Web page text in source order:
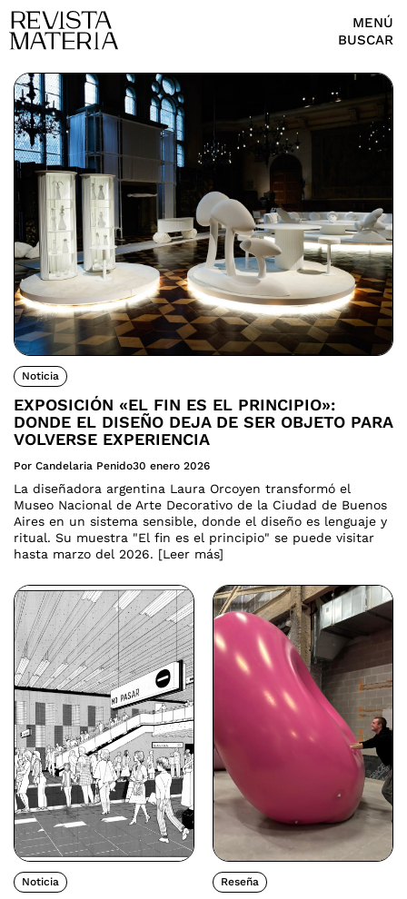
MENÚ
BUSCAR
Noticia
EXPOSICIÓN «EL FIN ES EL PRINCIPIO»:
DONDE EL DISEÑO DEJA DE SER OBJETO PARA
VOLVERSE EXPERIENCIA
Por Candelaria Penido30 enero 2026
La diseñadora argentina Laura Orcoyen transformó el
Museo Nacional de Arte Decorativo de la Ciudad de Buenos
Aires en un sistema sensible, donde el diseño es lenguaje y
ritual. Su muestra "El fin es el principio" se puede visitar
hasta marzo del 2026. [Leer más]
Noticia Reseña